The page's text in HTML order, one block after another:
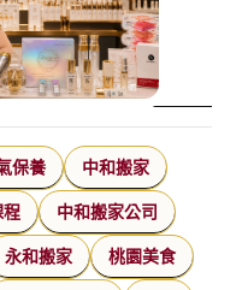
保養 中和搬家
程 中和搬家公司
永和搬家 桃園美食